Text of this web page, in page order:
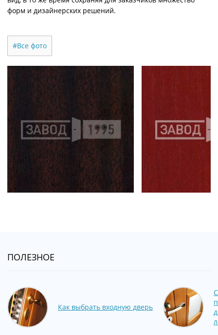
форм и дизайнерских решений.
#Все фото
ПОЛЕЗНОЕ
Как выбрать входную дверь